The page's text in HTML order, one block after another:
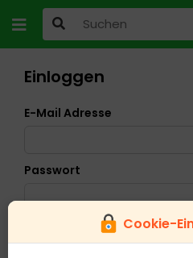
Cookie-
Einloggen
E-Mail Adresse
Passwort
Ich habe mein Passwort